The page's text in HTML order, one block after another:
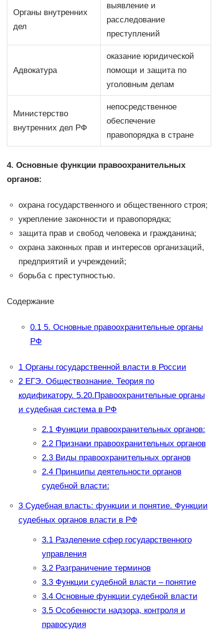
Органы внутренних
дел
выявление и
расследование
преступлений
Адвокатура
оказание юридической
помощи и защита по
уголовным делам
Министерство
внутренних дел РФ
непосредственное
обеспечение
правопорядка в стране
4. Основные функции правоохранительных
органов:
охрана государственного и общественного строя;
укрепление законности и правопорядка;
защита прав и свобод человека и гражданина;
охрана законных прав и интересов организаций,
предприятий и учреждений;
борьба с преступностью.
Содержание
0.15. Основные правоохранительные органы
РФ
1Органы государственной власти в России
2ЕГЭ. Обществознание. Теория по
кодификатору. 5.20.Правоохранительные органы
и судебная система в РФ
2.1Функции правоохранительных органов:
2.2Признаки правоохранительных органов
2.3Виды правоохранительных органов
2.4Принципы деятельности органов
судебной власти:
3Судебная власть: функции и понятие. Функции
судебных органов власти в РФ
3.1Разделение сфер государственного
управления
3.2Разграничение терминов
3.3Функции судебной власти – понятие
3.4Основные функции судебной власти
3.5Особенности надзора, контроля и
правосудия